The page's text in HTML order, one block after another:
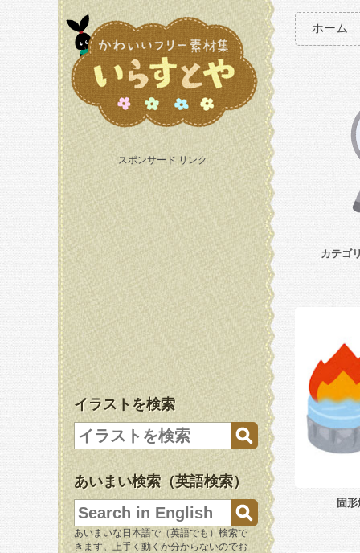
スポンサード リンク
イラストを検索
あいまい検索（英語検索）
あいまいな日本語で（英語でも）検索で
きます。上手く動くか分からないのでお
ホーム
カテゴ
固形